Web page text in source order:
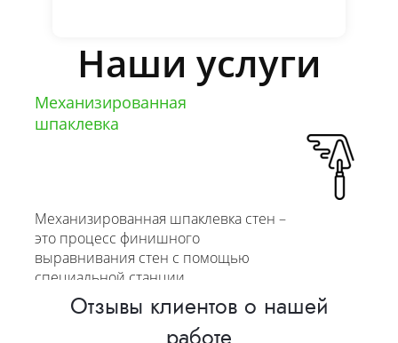
Наши услуги
Механизированная
шпаклевка
Механизированная шпаклевка стен –
это процесс финишного
выравнивания стен с помощью
специальной станции
от 600 руб/м2
Отзывы клиентов о нашей